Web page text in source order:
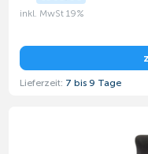
inkl. MwSt 19%
Lieferzeit: 7 bis 9 Tage